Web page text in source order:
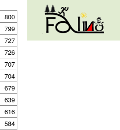
800
799
727
726
707
704
679
639
616
584